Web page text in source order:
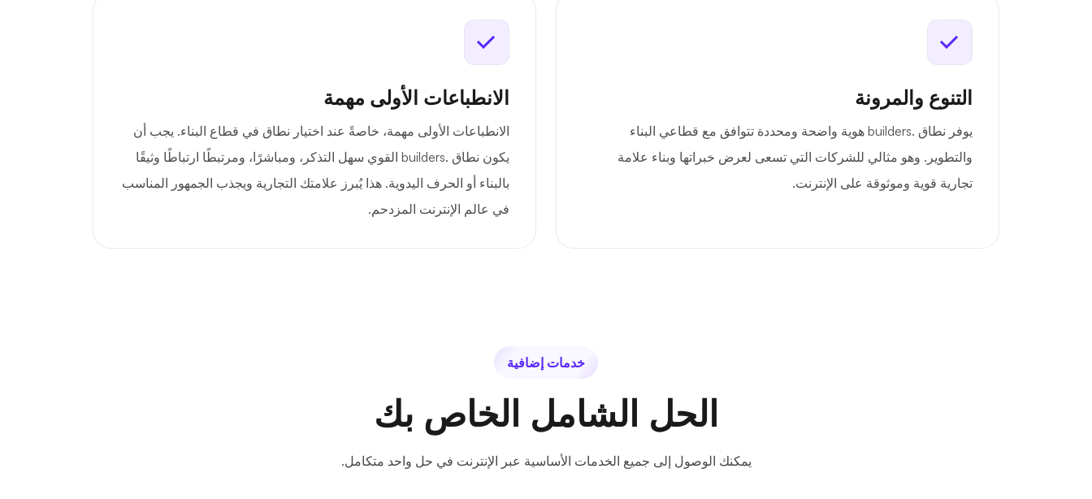
التنوع والمرونة
يوفر نطاق .builders هوية واضحة ومحددة تتوافق مع قطاعي البناء
والتطوير. وهو مثالي للشركات التي تسعى لعرض خبراتها وبناء علامة
تجارية قوية وموثوقة على الإنترنت.
الانطباعات الأولى مهمة
الانطباعات الأولى مهمة، خاصةً عند اختيار نطاق في قطاع البناء. يجب أن
يكون نطاق .builders القوي سهل التذكر، ومباشرًا، ومرتبطًا ارتباطًا وثيقًا
بالبناء أو الحرف اليدوية. هذا يُبرز علامتك التجارية ويجذب الجمهور المناسب
في عالم الإنترنت المزدحم.
خدمات إضافية
الحل الشامل الخاص بك
يمكنك الوصول إلى جميع الخدمات الأساسية عبر الإنترنت في حل واحد متكامل.